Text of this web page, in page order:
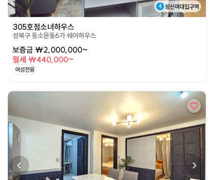
4 성신여대입구역
305호점소녀하우스
성북구 동소문동6가 쉐어하우스
보증금 ₩2,000,000~
월세 ₩440,000~
여성전용
상세페이지로 이동